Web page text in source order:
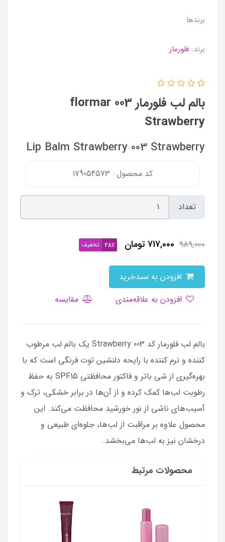
برندها
برند: فلورمار
بالم لب فلورمار flormar 003
Strawberry
Lip Balm Strawberry 003 Strawberry
کد محصول : 179054573
تعداد
989,000
717,000تومان 28٪ تخفیف
مقایسه
بالم لب فلورمار کد 003 Strawberry یک بالم لب مرطوب
کننده و نرم کننده با رایحه دلنشین توت فرنگی است که با
بهره‌گیری از شی باتر و فاکتور محافظتی SPF15 به حفظ
رطوبت لب‌ها کمک کرده و از آن‌ها در برابر خشکی، ترک و
آسیب‌های ناشی از نور خورشید محافظت می‌کند. این
محصول علاوه بر مراقبت از لب‌ها، جلوه‌ای طبیعی و
درخشان نیز به لب‌ها می‌بخشد.
محصولات مرتبط